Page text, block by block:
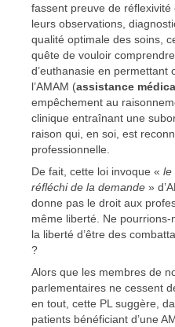
fassent preuve de
leurs observations,
qualité optimale des soins,
quête de vouloir
d’euthanasie en permettant
l’AMAM (assistance
empêchement au
clinique entraînant une
raison qui, en soi, est
professionnelle.
De fait, cette loi invoque « le
réfléchi de la demande »
donne pas le droit aux
même liberté. Ne
la liberté d’être des
?
Alors que les membres de
parlementaires ne cessent
en tout, cette PL suggère,
patients bénéficiant d’une